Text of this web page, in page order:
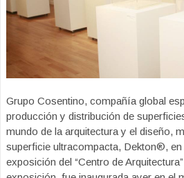
Grupo Cosentino, compañía global
producción y distribución de
mundo de la arquitectura y el diseño,
superficie ultracompacta, Dekton®,
exposición del “Centro de